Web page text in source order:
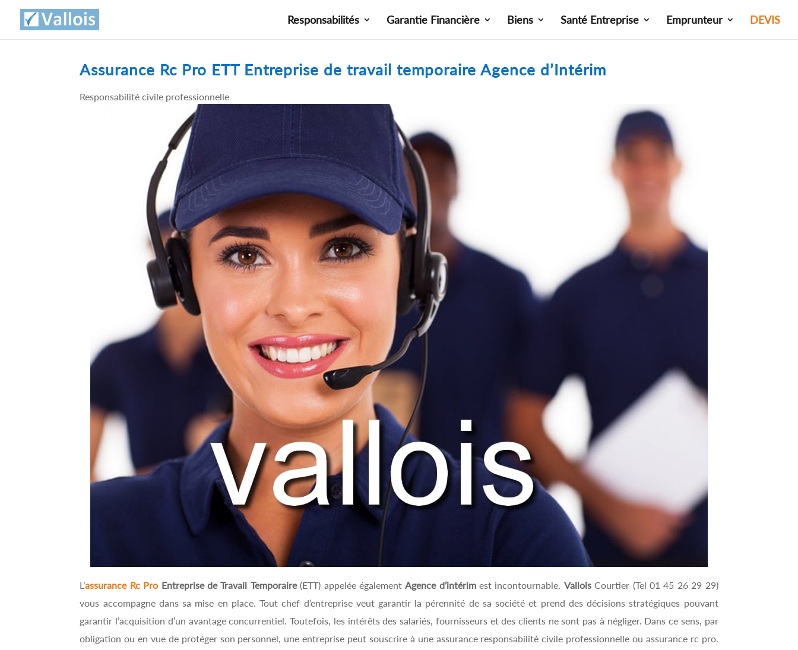
Responsabilités Garantie Financière Biens Santé Entreprise Emprunteur DEVIS
Assurance Rc Pro ETT Entreprise de travail temporaire Agence d’Intérim
Responsabilité civile professionnelle
L’assurance Rc Pro Entreprise de Travail Temporaire(ETT) appelée égalementAgence d’intérimest incontournable. ValloisCourtier (Tel 01 45 26 29 29)
vous accompagne dans sa mise en place. Tout chef d’entreprise veut garantir la pérennité de sa société et prend des décisions stratégiques pouvant
garantir l’acquisition d’un avantage concurrentiel. Toutefois, les intérêts des salariés, fournisseurs et des clients ne sont pas à négliger. Dans ce sens, par
obligation ou en vue de protéger son personnel, une entreprise peut souscrire à une assurance responsabilité civile professionnelle ou assurance rc pro.